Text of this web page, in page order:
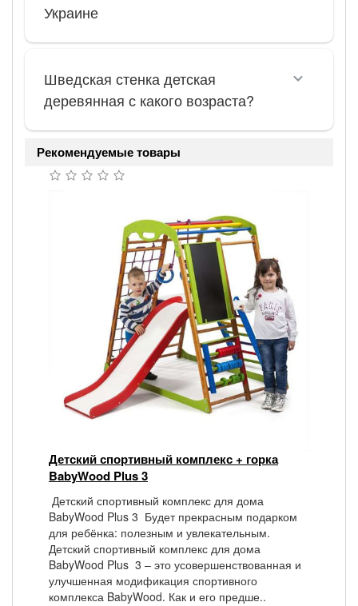
Украине
Шведская стенка детская
деревянная с какого возраста?
Рекомендуемые товары
Детский спортивный комплекс + горка
BabyWood Plus 3
Детский спортивный комплекс для дома
BabyWood Plus 3 Будет прекрасным подарком
для ребёнка: полезным и увлекательным.
Детский спортивный комплекс для дома
BabyWood Plus 3 – это усовершенствованная и
улучшенная модификация спортивного
комплекса BabyWood. Как и его предше..